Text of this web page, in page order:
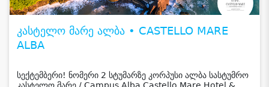
კასტელო მარე ალბა • CASTELLO MARE
ALBA
სექტემბერი! ნომერი 2 სტუმარზე კორპუსი ალბა სასტუმრო